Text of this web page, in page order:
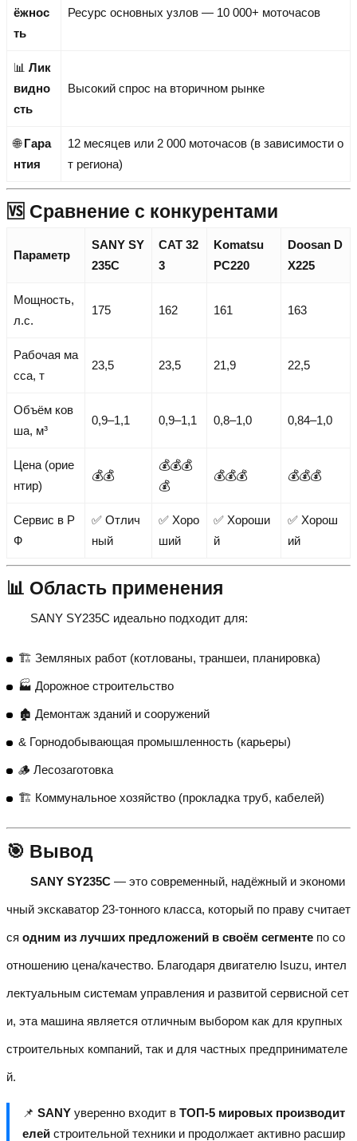
ёжнос
ть
Ресурс основных узлов — 10 000+ моточасов
📊 Лик
видно
сть
Высокий спрос на вторичном рынке
🌐Гара
нтия
12 месяцев или 2 000 моточасов (в зависимости о
т региона)
🆚 Сравнение с конкурентами
Параметр
SANY SY
235C
CAT 32
3
Komatsu
PC220
Doosan D
X225
Мощность,
л.с.
175 162 161 163
Рабочая ма
сса, т
23,5 23,5 21,9 22,5
Объём ков
ша, м³
0,9–1,1 0,9–1,1 0,8–1,0 0,84–1,0
Цена (орие
нтир)
💰💰
💰💰💰
💰
💰💰💰 💰💰💰
Сервис в Р
Ф
✅ Отлич
ный
✅ Хоро
ший
✅ Хороши
й
✅ Хорош
ий
📊 Область применения
SANY SY235C идеально подходит для:
🏗️ Земляных работ (котлованы, траншеи, планировка)
🏭 Дорожное строительство
🏚️ Демонтаж зданий и сооружений
& Горнодобывающая промышленность (карьеры)
🪵 Лесозаготовка
🏗️ Коммунальное хозяйство (прокладка труб, кабелей)
🎯 Вывод
SANY SY235C — это современный, надёжный и экономи
чный экскаватор 23-тонного класса, который по праву считает
ся одним из лучших предложений в своём сегменте по со
отношению цена/качество. Благодаря двигателю Isuzu, интел
лектуальным системам управления и развитой сервисной сет
и, эта машина является отличным выбором как для крупных
строительных компаний, так и для частных предпринимателе
й.
📌 SANY уверенно входит в ТОП-5 мировых производит
елей строительной техники и продолжает активно расшир